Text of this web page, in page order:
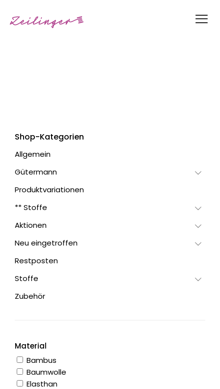
Shop-Kategorien
Allgemein
Gütermann
Produktvariationen
** Stoffe
Aktionen
Neu eingetroffen
Restposten
Stoffe
Zubehör
Material
Bambus
Baumwolle
Elasthan